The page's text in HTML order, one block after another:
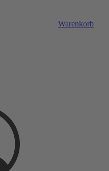
Warenkorb